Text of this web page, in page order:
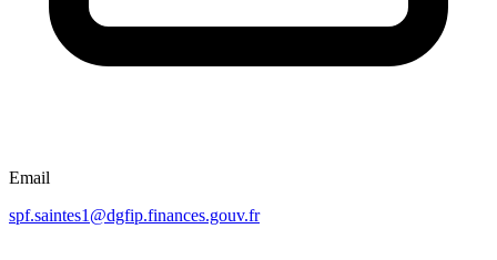
Email
spf.saintes1@dgfip.finances.gouv.fr